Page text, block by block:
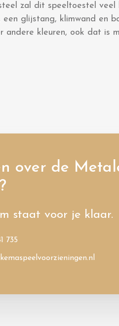
zal dit speeltoestel veel
glijstang, klimwand en
andere kleuren, ook dat is
over de
staat voor je klaar.
735